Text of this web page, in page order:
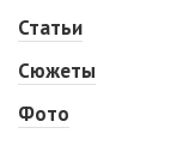
Статьи
Сюжеты
Фото